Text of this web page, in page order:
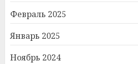
Февраль 2025
Январь 2025
Ноябрь 2024